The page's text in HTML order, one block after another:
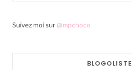
Suivez moi sur @mpchoco
BLOGOLISTE